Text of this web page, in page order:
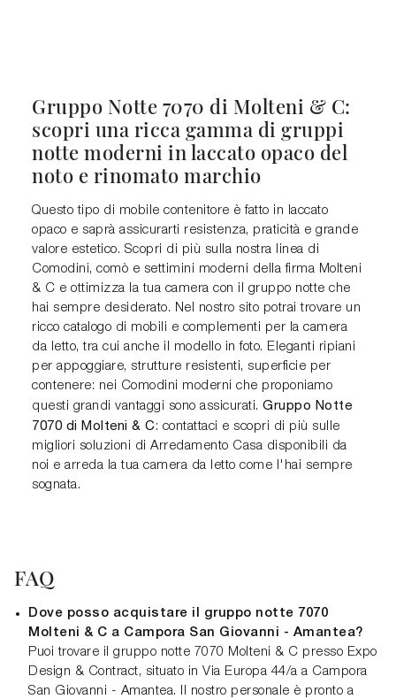
Gruppo Notte 7070 di Molteni & C:
scopri una ricca gamma di gruppi
notte moderni in laccato opaco del
noto e rinomato marchio
Questo tipo di mobile contenitore è fatto in laccato
opaco e saprà assicurarti resistenza, praticità e grande
valore estetico. Scopri di più sulla nostra linea di
Comodini, comò e settimini moderni della firma Molteni
& C e ottimizza la tua camera con il gruppo notte che
hai sempre desiderato. Nel nostro sito potrai trovare un
ricco catalogo di mobili e complementi per la camera
da letto, tra cui anche il modello in foto. Eleganti ripiani
per appoggiare, strutture resistenti, superficie per
contenere: nei Comodini moderni che proponiamo
questi grandi vantaggi sono assicurati. Gruppo Notte
7070 di Molteni & C : contattaci e scopri di più sulle
migliori soluzioni di Arredamento Casa disponibili da
noi e arreda la tua camera da letto come l'hai sempre
sognata.
FAQ
Dove posso acquistare il gruppo notte 7070
Molteni & C a Campora San Giovanni - Amantea?
Puoi trovare il gruppo notte 7070 Molteni & C presso Expo
Design & Contract, situato in Via Europa 44/a a Campora
San Giovanni - Amantea. Il nostro personale è pronto a